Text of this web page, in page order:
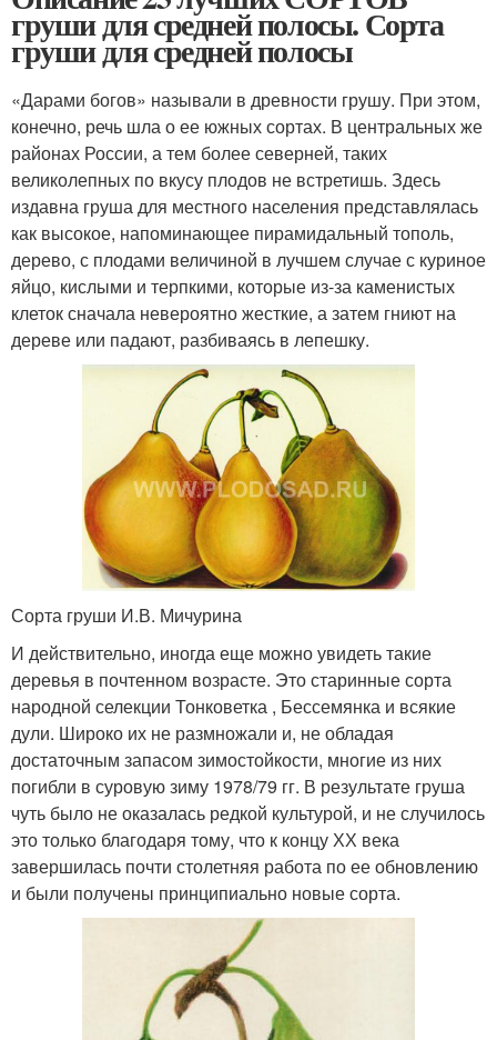
груши для средней полосы. Сорта
груши для средней полосы
«Дарами богов» называли в древности грушу. При этом,
конечно, речь шла о ее южных сортах. В центральных же
районах России, а тем более северней, таких
великолепных по вкусу плодов не встретишь. Здесь
издавна груша для местного населения представлялась
как высокое, напоминающее пирамидальный тополь,
дерево, с плодами величиной в лучшем случае с куриное
яйцо, кислыми и терпкими, которые из-за каменистых
клеток сначала невероятно жесткие, а затем гниют на
дереве или падают, разбиваясь в лепешку.
Сорта груши И.В. Мичурина
И действительно, иногда еще можно увидеть такие
деревья в почтенном возрасте. Это старинные сорта
народной селекции Тонковетка , Бессемянка и всякие
дули. Широко их не размножали и, не обладая
достаточным запасом зимостойкости, многие из них
погибли в суровую зиму 1978/79 гг. В результате груша
чуть было не оказалась редкой культурой, и не случилось
это только благодаря тому, что к концу ХХ века
завершилась почти столетняя работа по ее обновлению
и были получены принципиально новые сорта.